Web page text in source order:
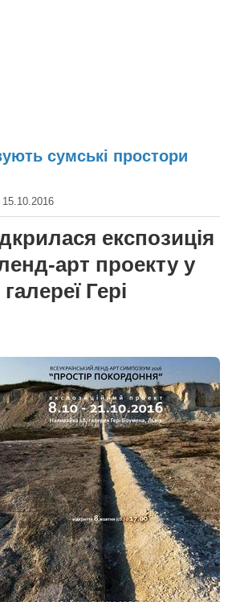
сумські простори
15.10.2016
експозиція
арт проекту у
Гері